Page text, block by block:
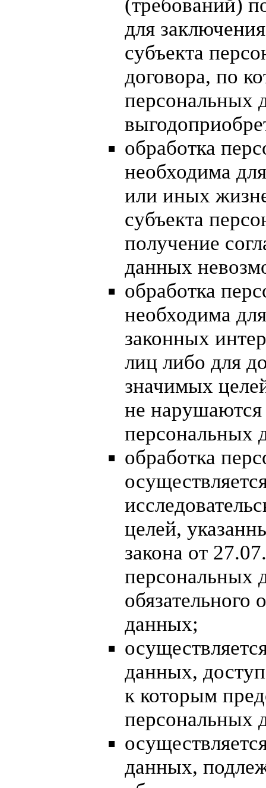
(требований)
для
субъекта
договора, по
персональных
обработка
необходима
или иных
субъекта
получение
данных
обработка
необходима
законных
лиц либо для
значимых
не нарушаются
персональных
обработка
целей,
закона от
персональных
обязательного
данных;
данных,
к которым
персональных
данных,